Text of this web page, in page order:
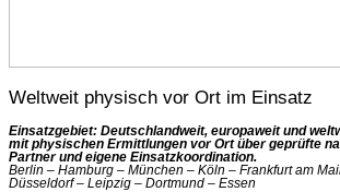
Weltweit physisch vor Ort im Einsatz
Einsatzgebiet: Deutschlandweit, europaweit und
mit physischen Ermittlungen vor Ort über geprüfte
Partner und eigene Einsatzkoordination.
Berlin – Hamburg – München – Köln – Frankfurt am
Düsseldorf – Leipzig – Dortmund – Essen